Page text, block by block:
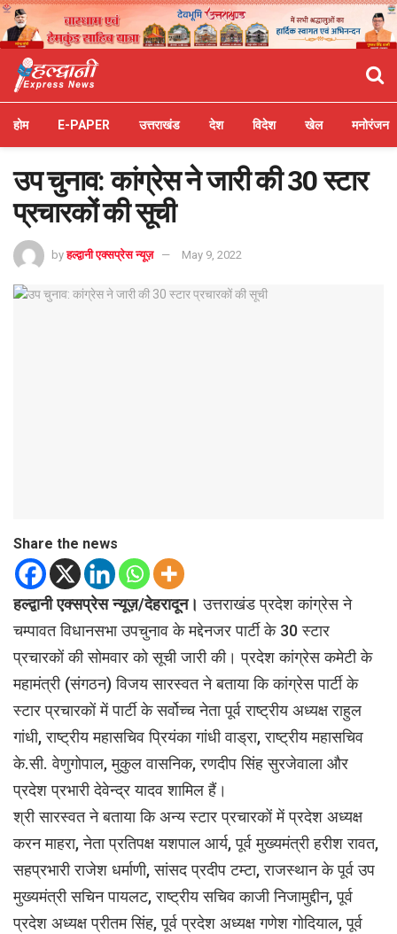
होम E-PAPER उत्तराखंड देश विदेश खेल मनोरंजन
उप चुनाव: कांग्रेस ने जारी की 30 स्टार
प्रचारकों की सूची
by हल्द्वानी एक्सप्रेस न्यूज़ May 9, 2022
Share the news
हल्द्वानी एक्सप्रेस न्यूज़/देहरादून।उत्तराखंड प्रदेश कांग्रेस ने
चम्पावत विधानसभा उपचुनाव के मद्देनजर पार्टी के 30 स्टार
प्रचारकों की सोमवार को सूची जारी की। प्रदेश कांग्रेस कमेटी के
महामंत्री (संगठन) विजय सारस्वत ने बताया कि कांग्रेस पार्टी के
स्टार प्रचारकों में पार्टी के सर्वोच्च नेता पूर्व राष्ट्रीय अध्यक्ष राहुल
गांधी, राष्ट्रीय महासचिव प्रियंका गांधी वाड्रा, राष्ट्रीय महासचिव
के.सी. वेणुगोपाल, मुकुल वासनिक, रणदीप सिंह सुरजेवाला और
प्रदेश प्रभारी देवेन्द्र यादव शामिल हैं।
श्री सारस्वत ने बताया कि अन्य स्टार प्रचारकों में प्रदेश अध्यक्ष
करन माहरा, नेता प्रतिपक्ष यशपाल आर्य, पूर्व मुख्यमंत्री हरीश रावत,
सहप्रभारी राजेश धर्माणी, सांसद प्रदीप टम्टा, राजस्थान के पूर्व उप
मुख्यमंत्री सचिन पायलट, राष्ट्रीय सचिव काजी निजामुद्दीन, पूर्व
प्रदेश अध्यक्ष प्रीतम सिंह, पूर्व प्रदेश अध्यक्ष गणेश गोदियाल, पूर्व